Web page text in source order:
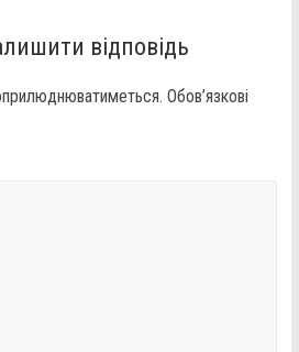
відповідь
Обов’язкові